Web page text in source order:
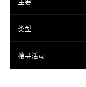
的青年舞者为班底
出演。
类型